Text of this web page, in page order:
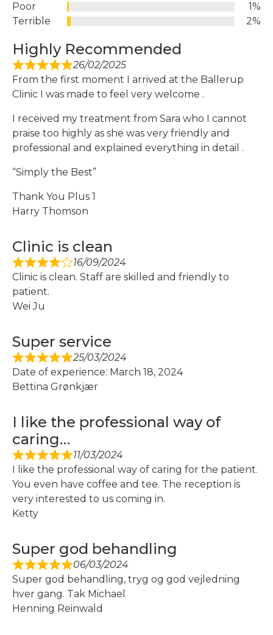
Poor
1%
Terrible
2%
Highly Recommended
26/02/2025
From the first moment I arrived at the Ballerup
Clinic I was made to feel very welcome .
I received my treatment from Sara who I cannot
praise too highly as she was very friendly and
professional and explained everything in detail .
“Simply the Best”
Thank You Plus 1
Harry Thomson
Clinic is clean
16/09/2024
Clinic is clean. Staff are skilled and friendly to
patient.
Wei Ju
Super service
25/03/2024
Date of experience: March 18, 2024
Bettina Grønkjær
I like the professional way of
caring…
11/03/2024
I like the professional way of caring for the patient.
You even have coffee and tee. The reception is
very interested to us coming in.
Ketty
Super god behandling
06/03/2024
Super god behandling, tryg og god vejledning
hver gang. Tak Michael
Henning Reinwald